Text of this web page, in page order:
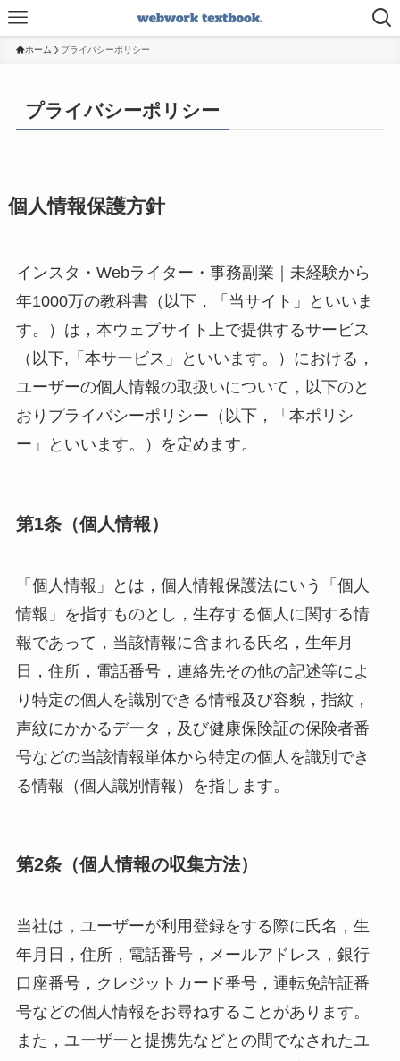
ホーム プライバシーポリシー
プライバシーポリシー
個人情報保護方針
インスタ・Webライター・事務副業｜未経験から
年1000万の教科書（以下，「当サイト」といいま
す。）は，本ウェブサイト上で提供するサービス
（以下,「本サービス」といいます。）における，
ユーザーの個人情報の取扱いについて，以下のと
おりプライバシーポリシー（以下，「本ポリシ
ー」といいます。）を定めます。
第1条（個人情報）
「個人情報」とは，個人情報保護法にいう「個人
情報」を指すものとし，生存する個人に関する情
報であって，当該情報に含まれる氏名，生年月
日，住所，電話番号，連絡先その他の記述等によ
り特定の個人を識別できる情報及び容貌，指紋，
声紋にかかるデータ，及び健康保険証の保険者番
号などの当該情報単体から特定の個人を識別でき
る情報（個人識別情報）を指します。
第2条（個人情報の収集方法）
当社は，ユーザーが利用登録をする際に氏名，生
年月日，住所，電話番号，メールアドレス，銀行
口座番号，クレジットカード番号，運転免許証番
号などの個人情報をお尋ねすることがあります。
また，ユーザーと提携先などとの間でなされたユ